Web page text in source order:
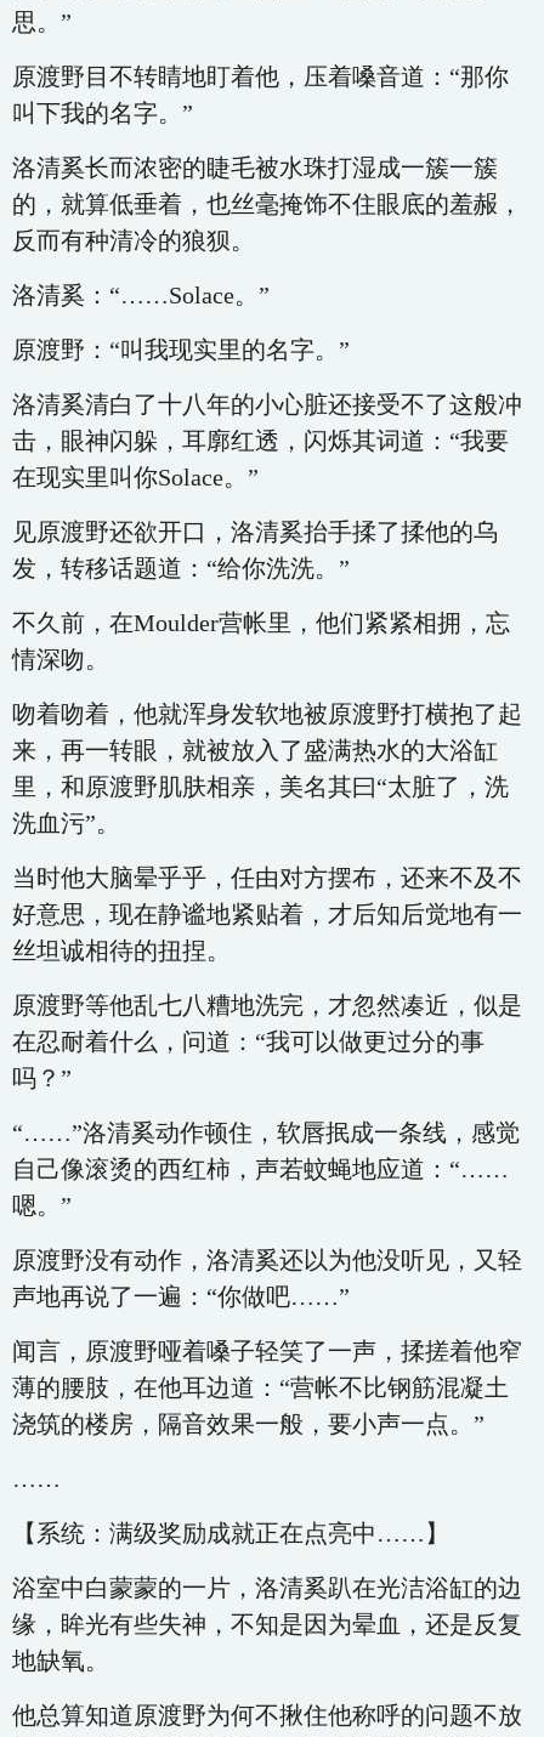
思。”
原渡野目不转睛地盯着他，压着嗓音道：“那你
叫下我的名字。”
洛清奚长而浓密的睫毛被水珠打湿成一簇一簇
的，就算低垂着，也丝毫掩饰不住眼底的羞赧，
反而有种清冷的狼狈。
洛清奚：“……Solace。”
原渡野：“叫我现实里的名字。”
洛清奚清白了十八年的小心脏还接受不了这般冲
击，眼神闪躲，耳廓红透，闪烁其词道：“我要
在现实里叫你Solace。”
见原渡野还欲开口，洛清奚抬手揉了揉他的乌
发，转移话题道：“给你洗洗。”
不久前，在Moulder营帐里，他们紧紧相拥，忘
情深吻。
吻着吻着，他就浑身发软地被原渡野打横抱了起
来，再一转眼，就被放入了盛满热水的大浴缸
里，和原渡野肌肤相亲，美名其曰“太脏了，洗
洗血污”。
当时他大脑晕乎乎，任由对方摆布，还来不及不
好意思，现在静谧地紧贴着，才后知后觉地有一
丝坦诚相待的扭捏。
原渡野等他乱七八糟地洗完，才忽然凑近，似是
在忍耐着什么，问道：“我可以做更过分的事
吗？”
“……”洛清奚动作顿住，软唇抿成一条线，感觉
自己像滚烫的西红柿，声若蚊蝇地应道：“……
嗯。”
原渡野没有动作，洛清奚还以为他没听见，又轻
声地再说了一遍：“你做吧……”
闻言，原渡野哑着嗓子轻笑了一声，揉搓着他窄
薄的腰肢，在他耳边道：“营帐不比钢筋混凝土
浇筑的楼房，隔音效果一般，要小声一点。”
……
【系统：满级奖励成就正在点亮中……】
浴室中白蒙蒙的一片，洛清奚趴在光洁浴缸的边
缘，眸光有些失神，不知是因为晕血，还是反复
地缺氧。
他总算知道原渡野为何不揪住他称呼的问题不放